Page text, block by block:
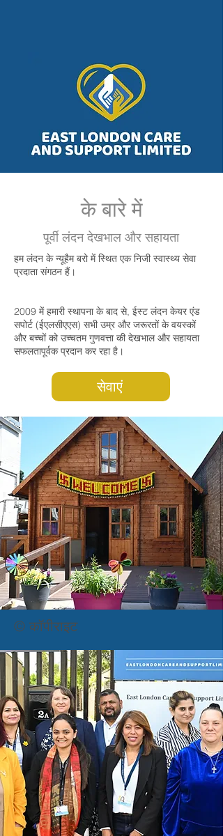
के बारे में
पूर्वी लंदन देखभाल और सहायता
हम लंदन के न्यूहैम बरो में स्थित एक निजी स्वास्थ्य सेवा
प्रदाता संगठन हैं।
2009 में हमारी स्थापना के बाद से, ईस्ट लंदन केयर एंड
सपोर्ट (ईएलसीएएस) सभी उम्र और जरूरतों के वयस्कों
और बच्चों को उच्चतम गुणवत्ता की देखभाल और सहायता
सफलतापूर्वक प्रदान कर रहा है।
सेवाएं
© कॉपीराइट